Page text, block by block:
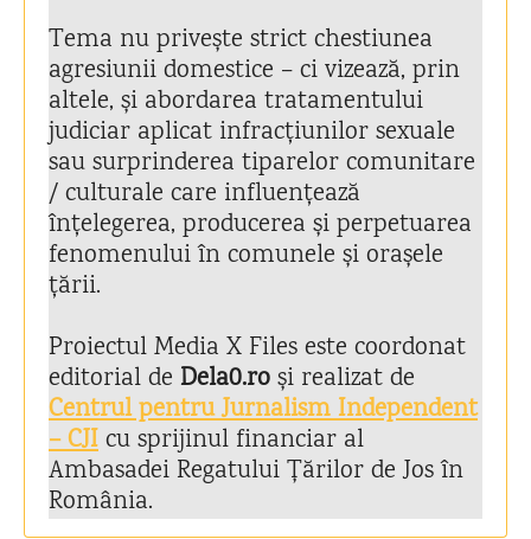
Tema nu privește strict chestiunea
agresiunii domestice – ci vizează, prin
altele, și abordarea tratamentului
judiciar aplicat infracțiunilor sexuale
sau surprinderea tiparelor comunitare
/ culturale care influențează
înțelegerea, producerea și perpetuarea
fenomenului în comunele și orașele
țării.
Proiectul Media X Files este coordonat
editorial de Dela0.roși realizat de
Centrul pentru Jurnalism Independent
– CJIcu sprijinul financiar al
Ambasadei Regatului Țărilor de Jos în
România.